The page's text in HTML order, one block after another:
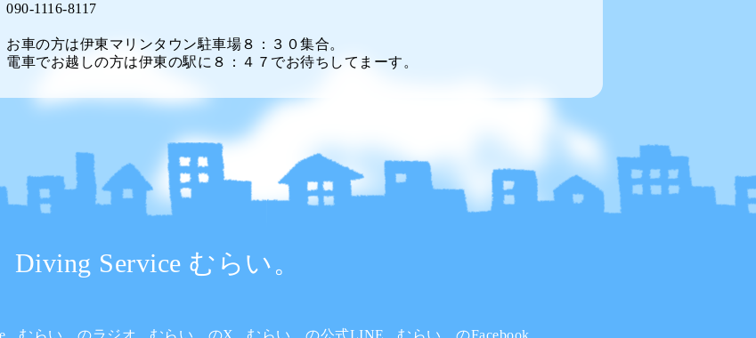
090-1116-8117
お車の方は伊東マリンタウン駐車場８：３０集合。
電車でお越しの方は伊東の駅に８：４７でお待ちしてまーす。
Diving Service むらい。
むらい。のラジオ むらい。のX むらい。の公式LINE むらい。のFacebook